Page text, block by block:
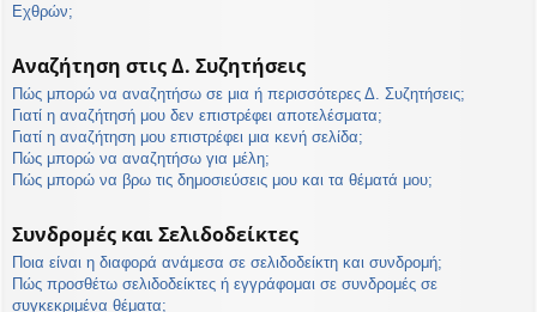
Εχθρών;
Αναζήτηση στις Δ. Συζητήσεις
Πώς μπορώ να αναζητήσω σε μια ή περισσότερες Δ. Συζητήσεις;
Γιατί η αναζήτησή μου δεν επιστρέφει αποτελέσματα;
Γιατί η αναζήτηση μου επιστρέφει μια κενή σελίδα;
Πώς μπορώ να αναζητήσω για μέλη;
Πώς μπορώ να βρω τις δημοσιεύσεις μου και τα θέματά μου;
Συνδρομές και Σελιδοδείκτες
Ποια είναι η διαφορά ανάμεσα σε σελιδοδείκτη και συνδρομή;
Πώς προσθέτω σελιδοδείκτες ή εγγράφομαι σε συνδρομές σε
συγκεκριμένα θέματα;